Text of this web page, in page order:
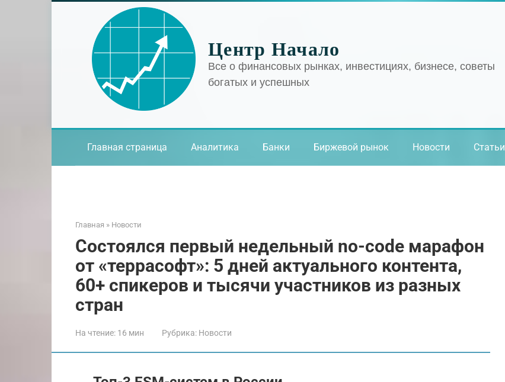
Центр Начало
Все о финансовых рынках, инвестициях, бизнесе, советы
богатых и успешных
Главная страница Аналитика Банки Биржевой рынок Новости Статьи
Главная » Новости
Состоялся первый недельный no-code марафон
от «террасофт»: 5 дней актуального контента,
60+ спикеров и тысячи участников из разных
стран
На чтение: 16 мин Рубрика: Новости